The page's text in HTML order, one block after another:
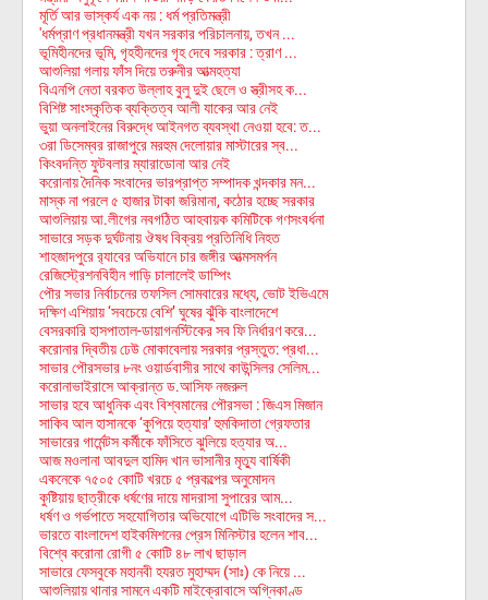
মূর্তি আর ভাস্কর্য এক নয় : ধর্ম প্রতিমন্ত্রী
'ধর্মপ্রাণ প্রধানমন্ত্রী যখন সরকার পরিচালনায়, তখন ...
ভূমিহীনদের ভূমি, গৃহহীনদের গৃহ দেবে সরকার : ত্রাণ ...
আশুলিয়া গলায় ফাঁস দিয়ে তরুনীর আত্মহত্যা
বিএনপি নেতা বরকত উল্লাহ বুলু দুই ছেলে ও স্ত্রীসহ ক...
বিশিষ্ট সাংস্কৃতিক ব্যক্তিত্ব আলী যাকের আর নেই
ভুয়া অনলাইনের বিরুদ্ধে আইনগত ব্যবস্থা নেওয়া হবে: ত...
৩রা ডিসেম্বর রাজাপুরে মরহুম দেলোয়ার মাস্টারের স্ব...
কিংবদন্তি ফুটবলার ম্যারাডোনা আর নেই
করোনায় দৈনিক সংবাদের ভারপ্রাপ্ত সম্পাদক খন্দকার মন...
মাস্ক না পরলে ৫ হাজার টাকা জরিমানা, কঠোর হচ্ছে সরকার
আশুলিয়ায় আ.লীগের নবগঠিত আহবায়ক কমিটিকে গণসংবর্ধনা
সাভারে সড়ক দুর্ঘটনায় ঔষধ বিক্রয় প্রতিনিধি নিহত
শাহজাদপুরে র‌্যাবের অভিযানে চার জঙ্গীর আত্মসমর্পন
রেজিস্ট্রেশনবিহীন গাড়ি চালালেই ডাম্পিং
পৌর সভার নির্বাচনের তফসিল সোমবারের মধ্যে, ভোট ইভিএমে
দক্ষিণ এশিয়ায় ‘সবচেয়ে বেশি’ ঘুষের ঝুঁকি বাংলাদেশে
বেসরকারি হাসপাতাল-ডায়াগনস্টিকের সব ফি নির্ধারণ করে...
করোনার দ্বিতীয় ঢেউ মোকাবেলায় সরকার প্রস্তুত: প্রধা...
সাভার পৌরসভার ৮নং ওয়ার্ডবাসীর সাথে কাউন্সিলর সেলিম...
করোনাভাইরাসে আক্রান্ত ড.আসিফ নজরুল
সাভার হবে আধুনিক এবং বিশ্বমানের পৌরসভা : জিএস মিজান
সাকিব আল হাসানকে ‘কুপিয়ে হত্যার’ হুমকিদাতা গ্রেফতার
সাভারের গার্মেন্টস কর্মীকে ফাঁসিতে ঝুলিয়ে হত্যার অ...
আজ মওলানা আবদুল হামিদ খান ভাসানীর মৃত্যু বার্ষিকী
একনেকে ৭৫০৫ কোটি খরচে ৫ প্রকল্পের অনুমোদন
কুষ্টিয়ায় ছাত্রীকে ধর্ষণের দায়ে মাদরাসা সুপারের আম...
ধর্ষণ ও গর্ভপাতে সহযোগিতার অভিযোগে এটিভি সংবাদের স...
ভারতে বাংলাদেশ হাইকমিশনের প্রেস মিনিস্টার হলেন শাব...
বিশ্বে করোনা রোগী ৫ কোটি ৪৮ লাখ ছাড়াল
সাভারে ফেসবুকে মহানবী হযরত মুহাম্মদ (সাঃ) কে নিয়ে ...
আশুলিয়ায় থানার সামনে একটি মাইক্রোবাসে অগ্নিকাণ্ড